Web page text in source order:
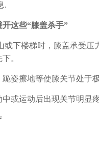
.
这些“膝盖杀手”
或下楼梯时，膝盖承受压
。
跪姿擦地等使膝关节处于
中或运动后出现关节明显